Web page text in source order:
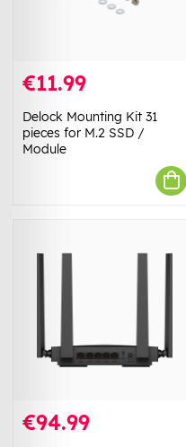
€11.99
Delock Mounting Kit 31
pieces for M.2 SSD /
Module
€94.99